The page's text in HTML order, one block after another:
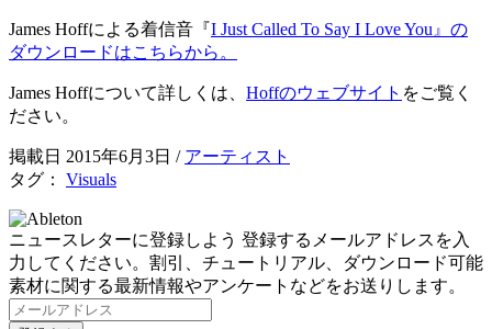
James Hoffによる着信音『 I Just Called To Say I Love You』の
ダウンロードはこちらから。
James Hoffについて詳しくは、 Hoffのウェブサイト をご覧く
ださい。
掲載日 2015年6月3日 / アーティスト
タグ： Visuals
ニュースレターに登録しよう 登録するメールアドレスを入
力してください。割引、チュートリアル、ダウンロード可能
素材に関する最新情報やアンケートなどをお送りします。